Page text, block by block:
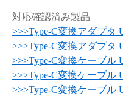
対応確認済み製品
>>>Type-C変換アダプタ
>>>Type-C変換アダプタ
>>>Type-C変換ケーブル
>>>Type-C変換ケーブル
>>>Type-C変換ケーブル